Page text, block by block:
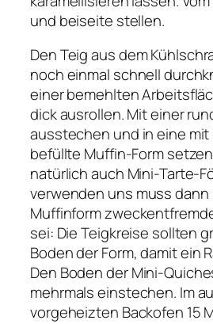
und beiseite stellen.
Den Teig aus dem
noch einmal schnell
einer bemehlten
dick ausrollen. Mit einer
ausstechen und in eine
befüllte Muffin-Form
natürlich auch Mini-Tarte-
verwenden uns muss
Muffinform
sei: Die Teigkreise sollten
Boden der Form, damit ein
Den Boden der Mini-
mehrmals einstechen. Im
vorgeheizten Backofen 15